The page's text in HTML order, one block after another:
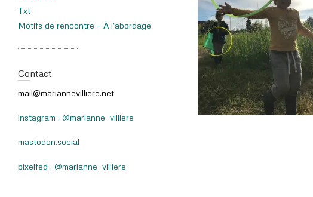
Txt
Motifs de rencontre – À l’abordage
Contact
mail@mariannevilliere.net
instagram : @marianne_villiere
mastodon.social
pixelfed : @marianne_villiere